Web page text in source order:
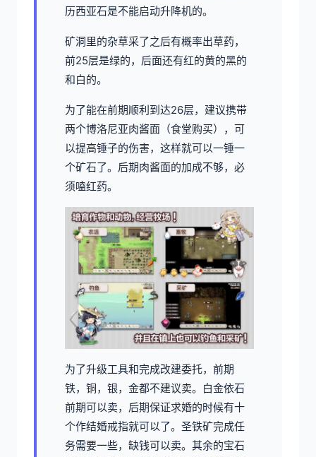
历西亚石是不能启动升降机的。
矿洞里的杂草采了之后有概率出草药，
前25层是绿的，后面还有红的黄的黑的
和白的。
为了能在前期顺利到达26层，建议携带
两个博洛尼亚肉酱面（食堂购买），可
以提高锤子的伤害，这样就可以一锤一
个矿石了。后期肉酱面的加成不够，必
须嗑红药。
为了升级工具和完成改建委托，前期
铁，铜，银，金都不建议卖。白金依石
前期可以卖，后期保证求婚的时候有十
个作结婚戒指就可以了。圣铁矿完成任
务需要一些，缺钱可以卖。其余的宝石